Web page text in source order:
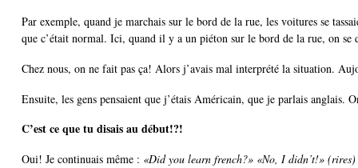
Par exemple, quand je marchais sur le bord de la rue, les voitures se
que c’était normal. Ici, quand il y a un piéton sur le bord de la rue, on se
Chez nous, on ne fait pas ça! Alors j’avais mal interprété la situation.
Ensuite, les gens pensaient que j’étais Américain, que je parlais anglais.
C’est ce que tu disais au début!?!
Oui! Je continuais même : «Did you learn french?» «No, I didn’t!» (rires)